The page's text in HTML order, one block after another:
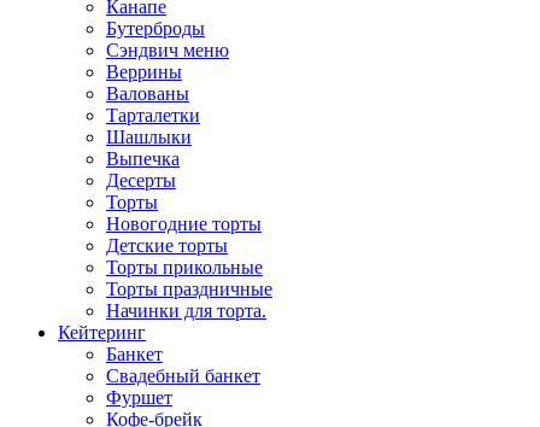
Канапе
Бутерброды
Сэндвич меню
Веррины
Валованы
Тарталетки
Шашлыки
Выпечка
Десерты
Торты
Новогодние торты
Детские торты
Торты прикольные
Торты праздничные
Начинки для торта.
Кейтеринг
Банкет
Свадебный банкет
Фуршет
Кофе-брейк